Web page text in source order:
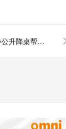
“胖”被列入了工伤！智能办公升降桌帮助白领躲过“过劳肥”！